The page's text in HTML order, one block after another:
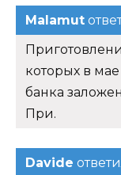
Malamut
которых в
банка
При.
Davide